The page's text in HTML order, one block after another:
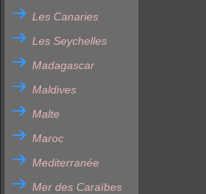
Les Canaries
Les Seychelles
Madagascar
Maldives
Malte
Maroc
Mediterranée
Mer des Caraïbes